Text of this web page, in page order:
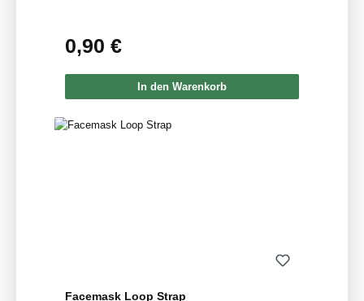
Regulärer Preis:
0,90 €
In den Warenkorb
Facemask Loop Strap